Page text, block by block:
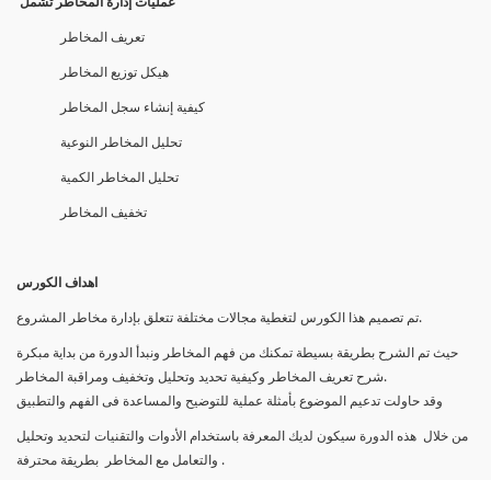
تعريف المخاطر
هيكل توزيع المخاطر
كيفية إنشاء سجل المخاطر
تحليل المخاطر النوعية
تحليل المخاطر الكمية
تخفيف المخاطر
اهداف الكورس
تم تصمیم ھذا الكورس لتغطیة مجالات مختلفة تتعلق بإدارة مخاطر المشروع.
حيث تم الشرح بطريقة بسيطة تمكنك من فهم المخاطر ونبدأ الدورة من بداية مبكرة
شرح تعريف المخاطر وكيفية تحديد وتحليل وتخفيف ومراقبة المخاطر.
وقد حاولت تدعيم الموضوع بأمثلة عملية للتوضيح والمساعدة فى الفهم والتطبيق
من خلال هذه الدورة سيكون لديك المعرفة باستخدام الأدوات والتقنيات لتحديد وتحليل
والتعامل مع المخاطر بطريقة محترفة .